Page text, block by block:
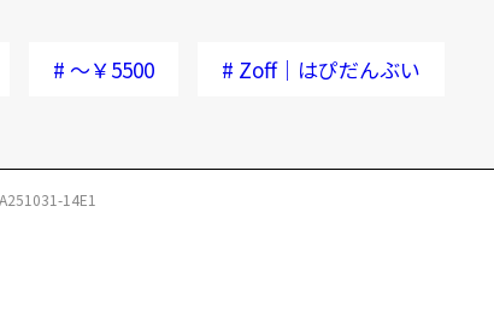
# ～￥5500 # Zoff｜はぴだんぶい
14E1